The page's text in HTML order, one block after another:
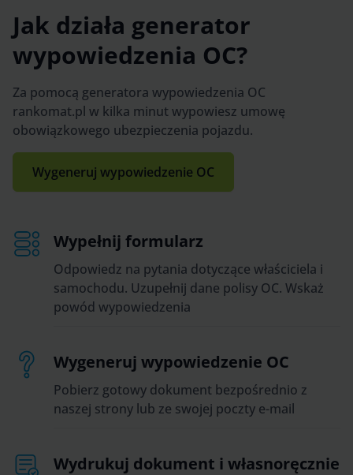
Jak działa generator
wypowiedzenia OC?
Za pomocą generatora wypowiedzenia OC
rankomat.pl w kilka minut wypowiesz umowę
obowiązkowego ubezpieczenia pojazdu.
Wygeneruj wypowiedzenie OC
Wypełnij formularz
Odpowiedz na pytania dotyczące właściciela i
samochodu. Uzupełnij dane polisy OC. Wskaż
powód wypowiedzenia
Wygeneruj wypowiedzenie OC
Pobierz gotowy dokument bezpośrednio z
naszej strony lub ze swojej poczty e-mail
Wydrukuj dokument i własnoręcznie